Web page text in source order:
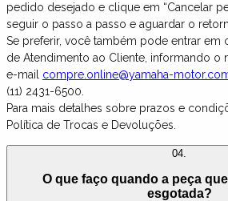
pedido desejado e clique em “Cancelar
seguir o passo a passo e aguardar o
Se preferir, você também pode entrar em
de Atendimento ao Cliente, informando
e-mail compre.online@yamaha-
(11) 2431-6500.
Para mais detalhes sobre prazos e
Política de Trocas e Devoluções.
04.
O que faço quando a peça
esgotada?